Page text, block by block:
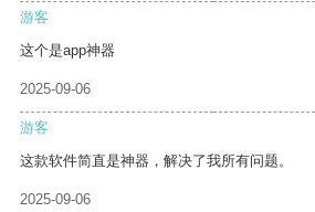
游客
这个是app神器
2025-09-06
游客
这款软件简直是神器，解决了我所有问题。
2025-09-06